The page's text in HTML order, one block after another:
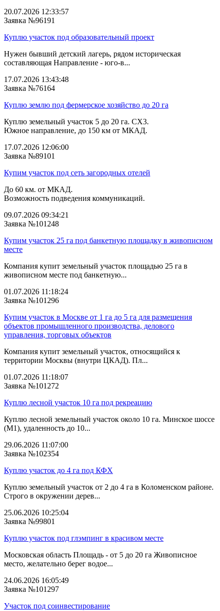
20.07.2026 12:33:57
Заявка №96191
Куплю участок под образовательный проект
Нужен бывший детский лагерь, рядом историческая
составляющая Направление - юго-в...
17.07.2026 13:43:48
Заявка №76164
Куплю землю под фермерское хозяйство до 20 га
Куплю земельный участок 5 до 20 га. СХ3.
Южное направление, до 150 км от МКАД.
17.07.2026 12:06:00
Заявка №89101
Купим участок под сеть загородных отелей
До 60 км. от МКАД.
Возможность подведения коммуникаций.
09.07.2026 09:34:21
Заявка №101248
Купим участок 25 га под банкетную площадку в живописном
месте
Компания купит земельный участок площадью 25 га в
живописном месте под банкетную...
01.07.2026 11:18:24
Заявка №101296
Купим участок в Москве от 1 га до 5 га для размещения
объектов промышленного производства, делового
управления, торговых объектов
Компания купит земельный участок, относящийся к
территории Москвы (внутри ЦКАД). Пл...
01.07.2026 11:18:07
Заявка №101272
Куплю лесной участок 10 га под рекреацию
Куплю лесной земельный участок около 10 га. Минское шоссе
(М1), удаленность до 10...
29.06.2026 11:07:00
Заявка №102354
Куплю участок до 4 га под КФХ
Куплю земельный участок от 2 до 4 га в Коломенском районе.
Строго в окружении дерев...
25.06.2026 10:25:04
Заявка №99801
Куплю участок под глэмпинг в красивом месте
Московская область Площадь - от 5 до 20 га Живописное
место, желательно берег водое...
24.06.2026 16:05:49
Заявка №101297
Участок под соинвестирование